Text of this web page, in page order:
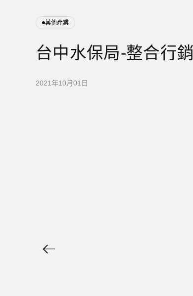
其他產業
台中水保局-整合行銷
2021年10月01日